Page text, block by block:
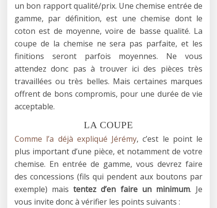
un bon rapport qualité/prix. Une chemise entrée de
gamme, par définition, est une chemise dont le
coton est de moyenne, voire de basse qualité. La
coupe de la chemise ne sera pas parfaite, et les
finitions seront parfois moyennes. Ne vous
attendez donc pas à trouver ici des pièces très
travaillées ou très belles. Mais certaines marques
offrent de bons compromis, pour une durée de vie
acceptable.
LA COUPE
Comme l’a déjà expliqué Jérémy, c’est le point le
plus important d’une pièce, et notamment de votre
chemise. En entrée de gamme, vous devrez faire
des concessions (fils qui pendent aux boutons par
exemple) maistentez d’en faire un minimum. Je
vous invite donc à vérifier les points suivants :